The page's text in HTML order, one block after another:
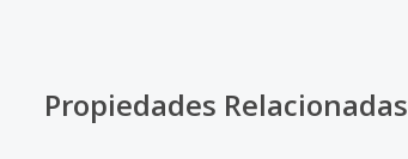
Propiedades Relacionadas